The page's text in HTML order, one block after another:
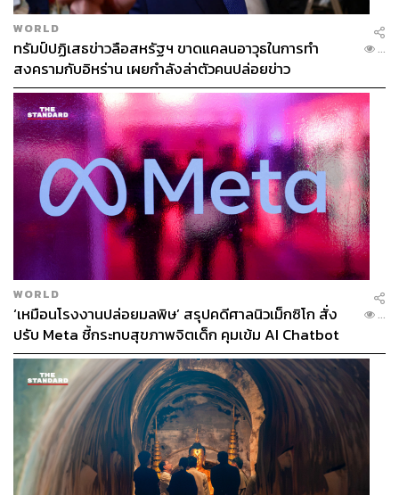
WORLD
ทรัมป์ปฏิเสธข่าวลือสหรัฐฯ ขาดแคลนอาวุธในการทำ
สงครามกับอิหร่าน เผยกำลังล่าตัวคนปล่อยข่าว
...
WORLD
‘เหมือนโรงงานปล่อยมลพิษ’ สรุปคดีศาลนิวเม็กซิโก สั่ง
ปรับ Meta ชี้กระทบสุขภาพจิตเด็ก คุมเข้ม AI Chatbot
...